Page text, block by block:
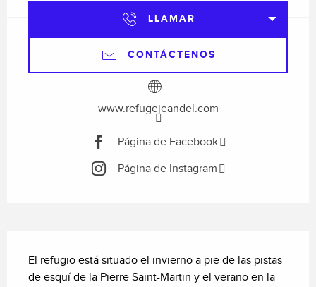
LLAMAR
CONTÁCTENOS
www.refugejeandel.com
Página de Facebook
Página de Instagram
El refugio está situado el invierno a pie de las pistas
de esquí de la Pierre Saint-Martin y el verano en la